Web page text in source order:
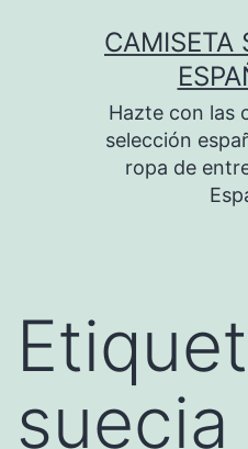
CAMISETA
Hazte con las
selección
ropa de
suecia